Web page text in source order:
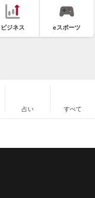
ビジネス eスポーツ
占い すべて